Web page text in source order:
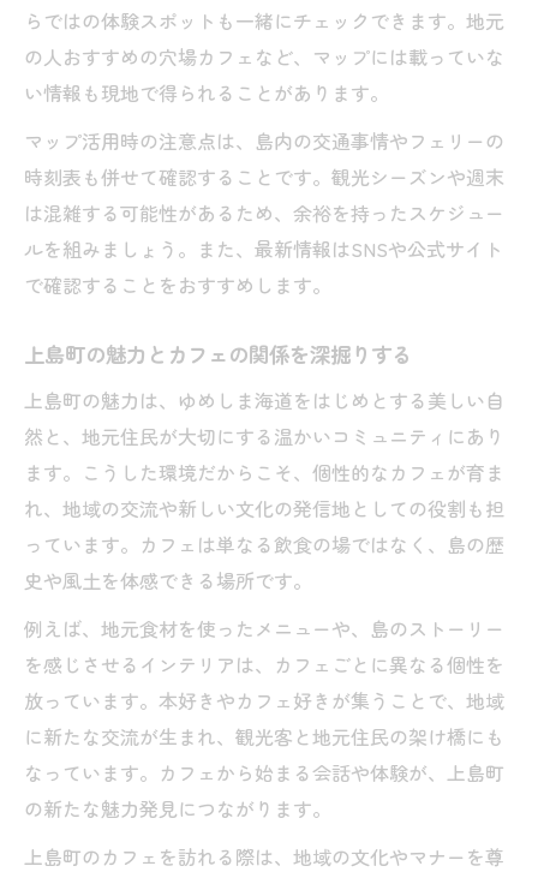
らではの体験スポットも一緒にチェックできます。地元
の人おすすめの穴場カフェなど、マップには載っていな
い情報も現地で得られることがあります。
マップ活用時の注意点は、島内の交通事情やフェリーの
時刻表も併せて確認することです。観光シーズンや週末
は混雑する可能性があるため、余裕を持ったスケジュー
ルを組みましょう。また、最新情報はSNSや公式サイト
で確認することをおすすめします。
上島町の魅力とカフェの関係を深掘りする
上島町の魅力は、ゆめしま海道をはじめとする美しい自
然と、地元住民が大切にする温かいコミュニティにあり
ます。こうした環境だからこそ、個性的なカフェが育ま
れ、地域の交流や新しい文化の発信地としての役割も担
っています。カフェは単なる飲食の場ではなく、島の歴
史や風土を体感できる場所です。
例えば、地元食材を使ったメニューや、島のストーリー
を感じさせるインテリアは、カフェごとに異なる個性を
放っています。本好きやカフェ好きが集うことで、地域
に新たな交流が生まれ、観光客と地元住民の架け橋にも
なっています。カフェから始まる会話や体験が、上島町
の新たな魅力発見につながります。
上島町のカフェを訪れる際は、地域の文化やマナーを尊